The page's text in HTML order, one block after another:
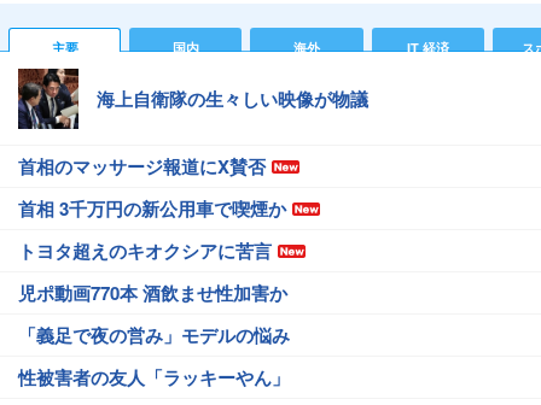
主要 国内 海外 IT 経済 ス
海上自衛隊の生々しい映像が物議
首相のマッサージ報道にX賛否
首相 3千万円の新公用車で喫煙か
トヨタ超えのキオクシアに苦言
児ポ動画770本 酒飲ませ性加害か
「義足で夜の営み」モデルの悩み
性被害者の友人「ラッキーやん」